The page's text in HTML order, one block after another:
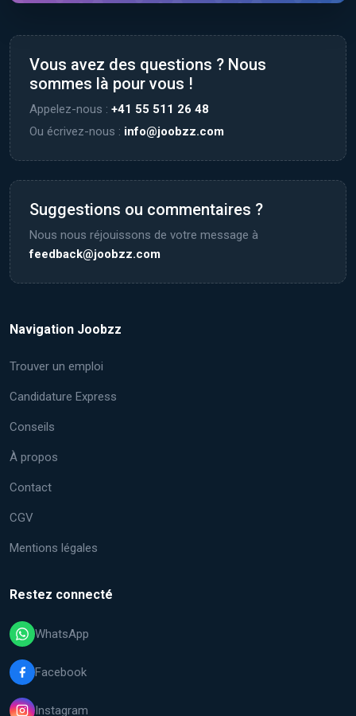
Vous avez des questions ? Nous
sommes là pour vous !
Appelez-nous : +41 55 511 26 48
Ou écrivez-nous : info@joobzz.com
Suggestions ou commentaires ?
Nous nous réjouissons de votre message à
feedback@joobzz.com
Navigation Joobzz
Trouver un emploi
Candidature Express
Conseils
À propos
Contact
CGV
Mentions légales
Restez connecté
WhatsApp
Facebook
Instagram